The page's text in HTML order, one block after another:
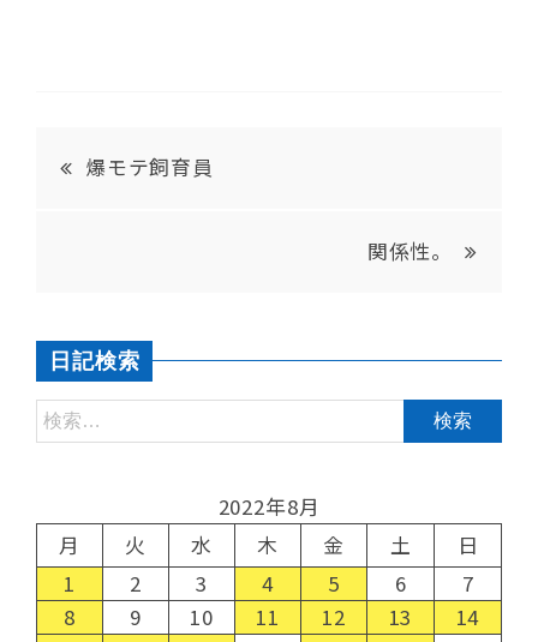
爆モテ飼育員
関係性。
日記検索
2022年8月
月
火 水 木 金 土
日
1
2 3 4 5 6
7
8
9 10 11 12 13
14